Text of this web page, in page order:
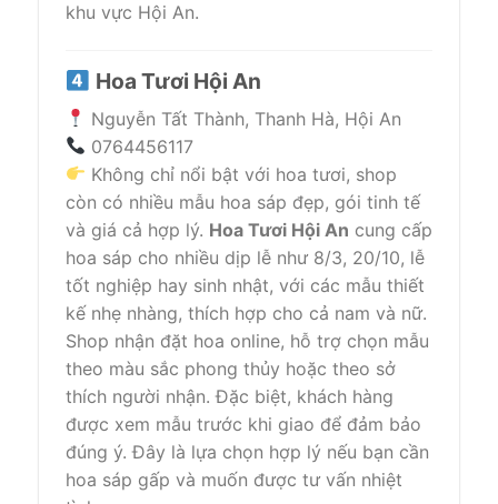
khu vực Hội An.
Hoa Tươi Hội An
Nguyễn Tất Thành, Thanh Hà, Hội An
0764456117
Không chỉ nổi bật với hoa tươi, shop
còn có nhiều mẫu hoa sáp đẹp, gói tinh tế
và giá cả hợp lý. Hoa Tươi Hội An cung cấp
hoa sáp cho nhiều dịp lễ như 8/3, 20/10, lễ
tốt nghiệp hay sinh nhật, với các mẫu thiết
kế nhẹ nhàng, thích hợp cho cả nam và nữ.
Shop nhận đặt hoa online, hỗ trợ chọn mẫu
theo màu sắc phong thủy hoặc theo sở
thích người nhận. Đặc biệt, khách hàng
được xem mẫu trước khi giao để đảm bảo
đúng ý. Đây là lựa chọn hợp lý nếu bạn cần
hoa sáp gấp và muốn được tư vấn nhiệt